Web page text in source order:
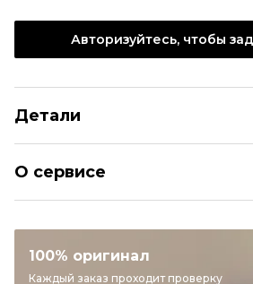
Авторизуйтесь, чтобы
Детали
Категория
Бренд
PRADA
О сервисе
100% оригинал
Каждый заказ проходит проверку